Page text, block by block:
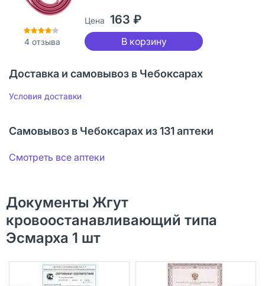
4отзыва
Цена 163 ₽
В корзину
Доставка и самовывоз в Чебоксарах
Условия доставки
Самовывоз в Чебоксарах из 131 аптеки
Смотреть все аптеки
Документы Жгут
кровоостанавливающий типа
Эсмарха 1 шт